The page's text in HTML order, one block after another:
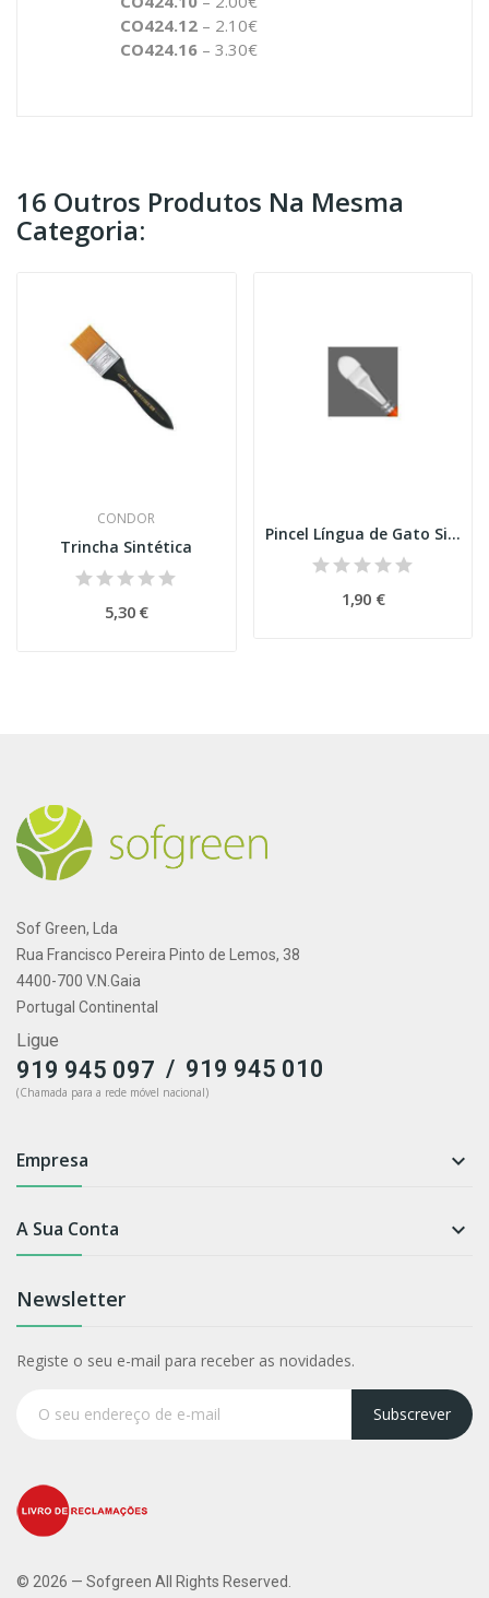
CO424.12 – 2.10€
CO424.16 – 3.30€
16 Outros Produtos Na Mesma
Categoria:
CONDOR
Trincha Sintética
5,30 €
Pincel Língua de Gato Sintético_Condor
1,90 €
Sof Green, Lda
Rua Francisco Pereira Pinto de Lemos, 38
4400-700 V.N.Gaia
Portugal Continental
Ligue
919 945 097 / 919 945 010
(Chamada para a rede móvel nacional)
Empresa 
A Sua Conta 
Newsletter
Registe o seu e-mail para receber as novidades.
Subscrever
© 2026 — Sofgreen All Rights Reserved.